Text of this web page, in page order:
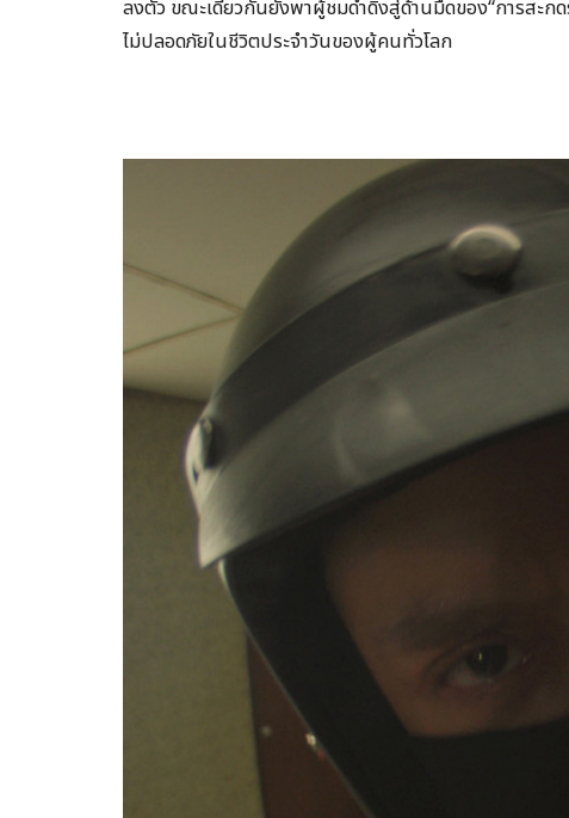
ลงตัว ขณะเดียวกันยังพาผู้ชมดำดิ่งสู่ด้านมืดของ“การสะ
ไม่ปลอดภัยในชีวิตประจำวันของผู้คนทั่วโลก